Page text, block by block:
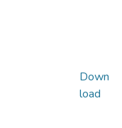
Down
load